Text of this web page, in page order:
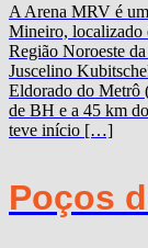
A Arena MRV é
Mineiro,
Região Noroeste
Juscelino
Eldorado do Metrô
de BH e a 45 km
teve início […]
Poços